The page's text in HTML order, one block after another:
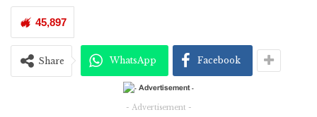
45,897
Share WhatsApp Facebook
- Advertisement -